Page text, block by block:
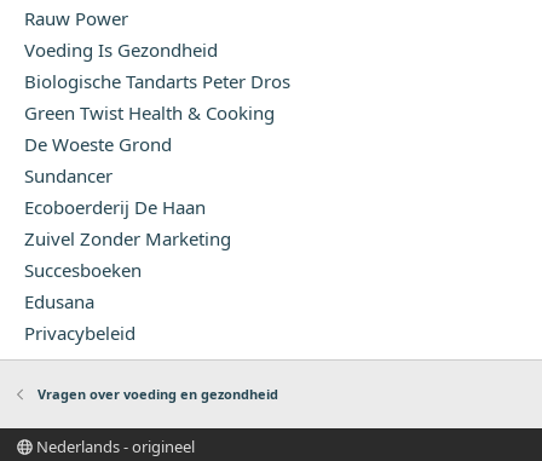
Rauw Power
Voeding Is Gezondheid
Biologische Tandarts Peter Dros
Green Twist Health & Cooking
De Woeste Grond
Sundancer
Ecoboerderij De Haan
Zuivel Zonder Marketing
Succesboeken
Edusana
Privacybeleid
Vragen over voeding en gezondheid
Nederlands - origineel